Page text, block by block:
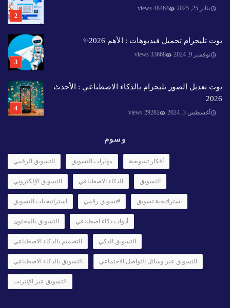
يناير 25, 2025 48464 views
بوت تليجرام تحميل فيديوهات : الأهم 2026✨️
نوفمبر 9, 2024 33668 views
بوت تعديل الصور تليجرام بالذكاء الاصطناعي : الأحدث
2026
أغسطس 3, 2024 29282 views
وسوم
التسويق الرقمي مهارات التسويق أفكار تسويقية
التسويق الإلكتروني الذكاء الاصطناعي التسويق
استراتيجيات التسويق #تسويق رقمي استراتيجية تسويق
التسويق بالمحتوى أدوات ذكاء اصطناعي
التصميم بالذكاء الاصطناعي التسويق الذكي
التسويق بالذكاء الاصطناعي التسويق عبر وسائل التواصل الاجتماعي
التسويق عبر الإنترنت